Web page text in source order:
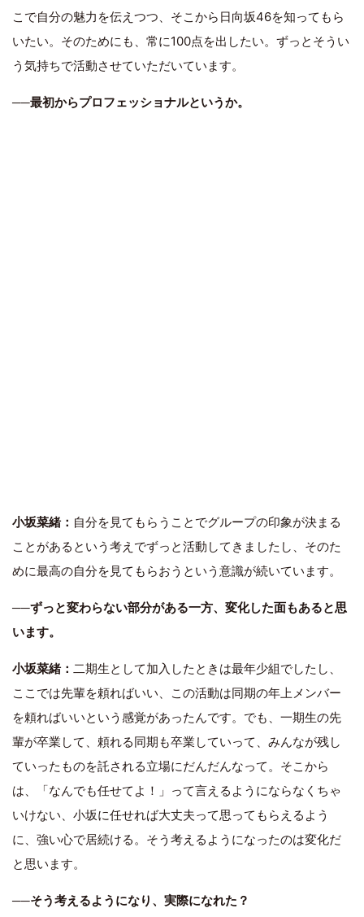
こで自分の魅力を伝えつつ、そこから日向坂46を知ってもら
いたい。そのためにも、常に100点を出したい。ずっとそうい
う気持ちで活動させていただいています。
──最初からプロフェッショナルというか。
小坂菜緒： 自分を見てもらうことでグループの印象が決まる
ことがあるという考えでずっと活動してきましたし、そのた
めに最高の自分を見てもらおうという意識が続いています。
──ずっと変わらない部分がある一方、変化した面もあると思
います。
小坂菜緒： 二期生として加入したときは最年少組でしたし、
ここでは先輩を頼ればいい、この活動は同期の年上メンバー
を頼ればいいという感覚があったんです。でも、一期生の先
輩が卒業して、頼れる同期も卒業していって、みんなが残し
ていったものを託される立場にだんだんなって。そこから
は、「なんでも任せてよ！」って言えるようにならなくちゃ
いけない、小坂に任せれば大丈夫って思ってもらえるよう
に、強い心で居続ける。そう考えるようになったのは変化だ
と思います。
──そう考えるようになり、実際になれた？